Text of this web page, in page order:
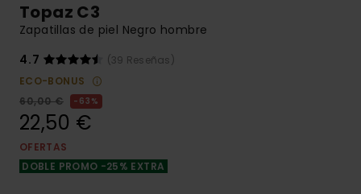
Topaz C3
Zapatillas de piel Negro hombre
4.7
(39 Reseñas)
ECO-BONUS
60,00 €
63%
22,50 €
OFERTAS
DOBLE PROMO -25% EXTRA